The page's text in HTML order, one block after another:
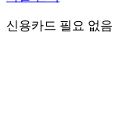
신용카드 필요 없음